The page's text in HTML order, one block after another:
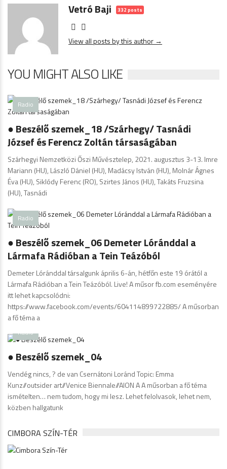
Vetró Baji 332 posts
View all posts by this author →
YOU MIGHT ALSO LIKE
Radio
● Beszélő szemek_18 /Szárhegy/ Tasnádi
József és Ferencz Zoltán társaságában
Szárhegyi Nemzetközi Őszi Művésztelep, 2021. augusztus 3-13. Imre
Mariann (HU), László Dániel (HU), Madácsy István (HU), Molnár Ágnes
Éva (HU), Siklódy Ferenc (RO), Szirtes János (HU), Takáts Fruzsina
(HU), Tasnádi
Radio
● Beszélő szemek_06 Demeter Lóránddal a
Lármafa Rádióban a Tein Teázóból
Demeter Lóránddal társalgunk április 6-án, hétfőn este 19 órától a
Lármafa Rádióban a Tein Teázóból. Live! A műsor fb.com eseményére
itt lehet kapcsolódni:
https://www.facebook.com/events/604114899722885/ A műsorban
a fő téma a
Radio
● Beszélő szemek_04
Vendég nincs, ? de van Csernátoni Loránd Topic: Emma
Kunz//outsider art//Venice Biennale//AION A A műsorban a fő téma
ismételten… nem tudom, hogy mi lesz. Lehet felolvasok, lehet nem,
közben hallgatunk
CIMBORA SZÍN-TÉR